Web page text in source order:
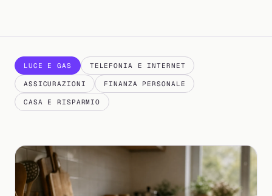
LUCE E GAS TELEFONIA E INTERNET
ASSICURAZIONI FINANZA PERSONALE
CASA E RISPARMIO